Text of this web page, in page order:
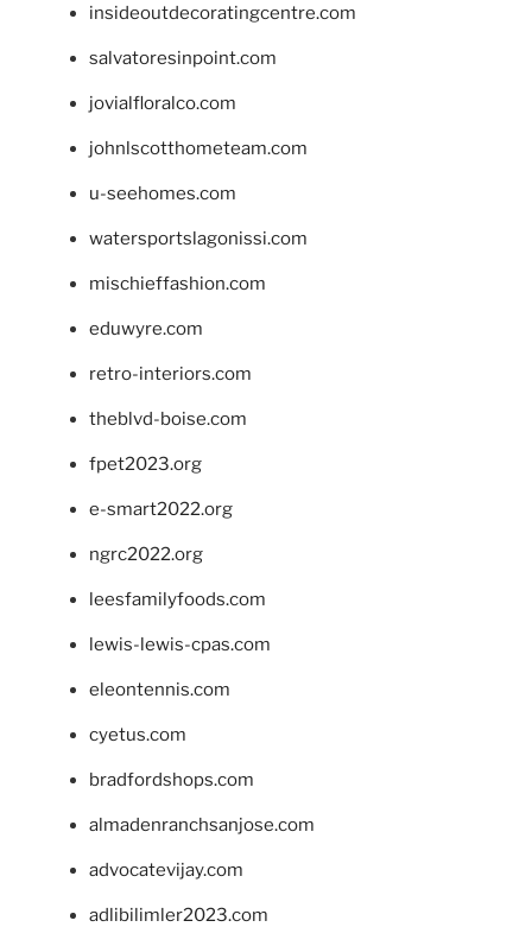
insideoutdecoratingcentre.com
salvatoresinpoint.com
jovialfloralco.com
johnlscotthometeam.com
u-seehomes.com
watersportslagonissi.com
mischieffashion.com
eduwyre.com
retro-interiors.com
theblvd-boise.com
fpet2023.org
e-smart2022.org
ngrc2022.org
leesfamilyfoods.com
lewis-lewis-cpas.com
eleontennis.com
cyetus.com
bradfordshops.com
almadenranchsanjose.com
advocatevijay.com
adlibilimler2023.com